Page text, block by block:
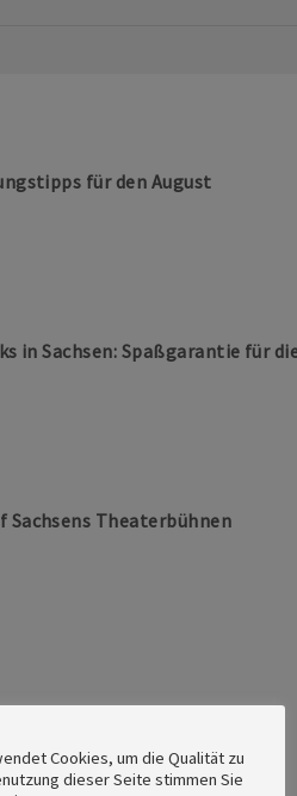
für den August
in Sachsen: Spaßgarantie für
Sachsens Theaterbühnen
Cookies, um die Qualität zu
dieser Seite stimmen Sie